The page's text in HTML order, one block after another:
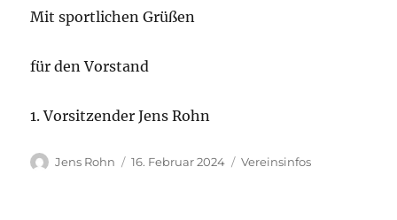
Mit sportlichen Grüßen
für den Vorstand
1. Vorsitzender Jens Rohn
Autor
Jens Rohn
Veröffentlicht
16. Februar 2024 Kategorien
Vereinsinfos